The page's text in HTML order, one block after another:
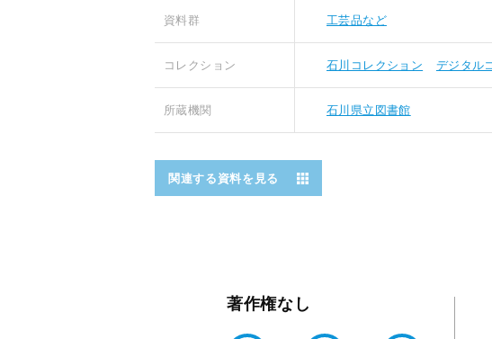
資料群 工芸品など
コレクション 石川コレクション デジタル
所蔵機関 石川県立図書館
関連する資料を見る
著作権なし